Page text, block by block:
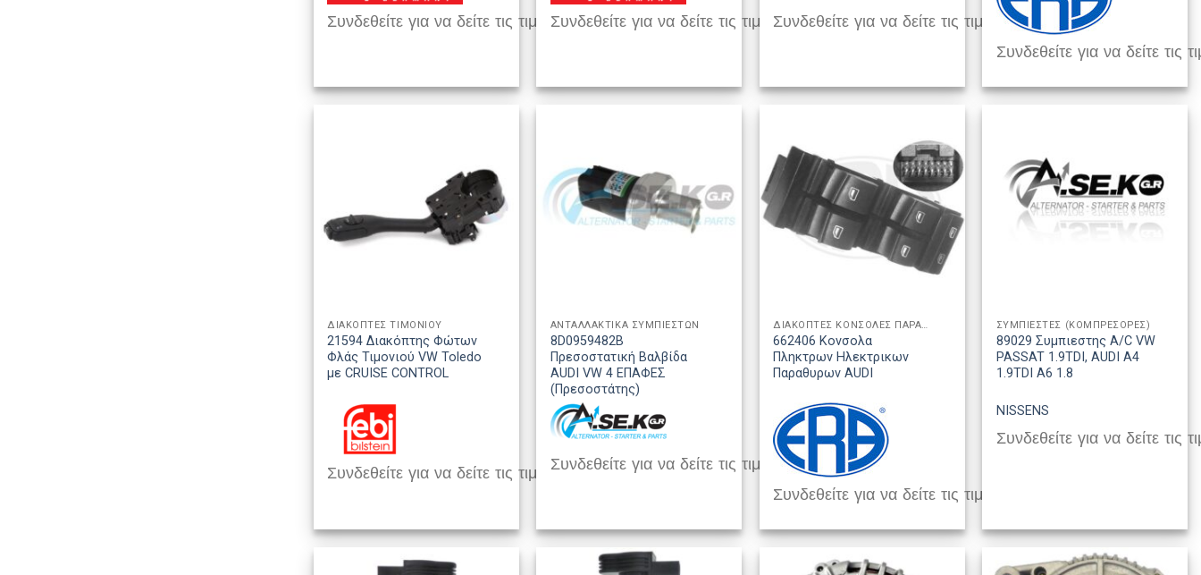
Συνδεθείτε για να δείτε τις τιμέςΣυνδεθείτε για να δείτε τις τιμέςΣυνδεθείτε για να δείτε τις τιμές
Συνδεθείτε για να δείτε τις
ΔΙΑΚΟΠΤΕΣ ΤΙΜΟΝΙΟΥ
21594 Διακόπτης Φώτων
Φλάς Τιμονιού VW Toledo
με CRUISE CONTROL
Συνδεθείτε για να δείτε τις τιμές
ΑΝΤΑΛΛΑΚΤΙΚΑ ΣΥΜΠΙΕΣΤΩΝ
8D0959482B
Πρεσοστατική Βαλβίδα
AUDI VW 4 ΕΠΑΦΕΣ
(Πρεσοστάτης)
Συνδεθείτε για να δείτε τις τιμές
ΔΙΑΚΟΠΤΕΣ ΚΟΝΣΟΛΕΣ ΠΑΡΑΘΥΡΩΝ
662406 Κονσολα
Πληκτρων Ηλεκτρικων
Παραθυρων AUDI
Συνδεθείτε για να δείτε τις τιμές
ΣΥΜΠΙΕΣΤΕΣ (ΚΟΜΠΡΕΣΟΡΕΣ)
89029 Συμπιεστης A/C VW
PASSAT 1.9TDI, AUDI A4
1.9TDI A6 1.8
NISSENS
Συνδεθείτε για να δείτε τις